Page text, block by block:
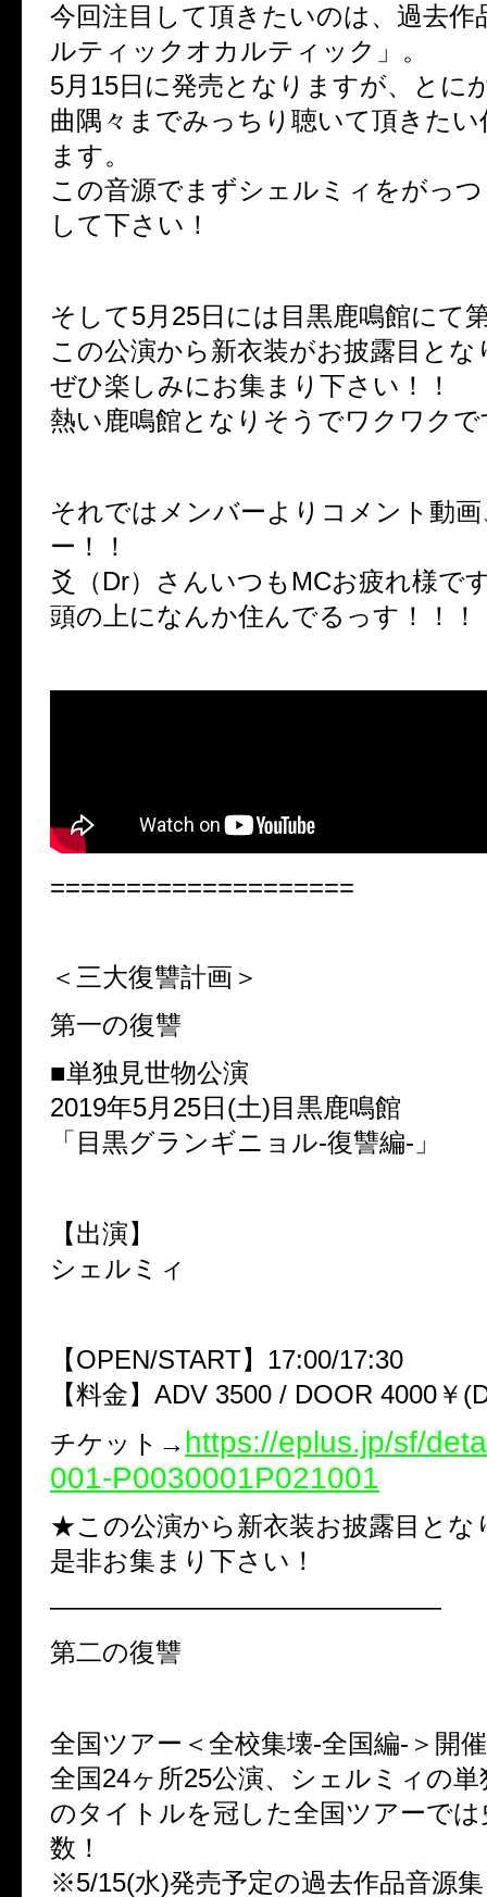
今回注目して頂きたいのは、過去作
ルティックオカルティック」。
5月15日に発売となりますが、とに
曲隅々までみっちり聴いて頂きた
ます。
この音源でまずシェルミィをがっ
して下さい！
そして5月25日には目黒鹿鳴館にて
この公演から新衣装がお披露目と
ぜひ楽しみにお集まり下さい！！
熱い鹿鳴館となりそうでワクワク
それではメンバーよりコメント動
ー！！
爻（Dr）さんいつもMCお疲れ様で
頭の上になんか住んでるっす！！！
====================
＜三大復讐計画＞
第一の復讐
■単独見世物公演
2019年5月25日(土)目黒鹿鳴館
「目黒グランギニョル-復讐編-」
【出演】
シェルミィ
【OPEN/START】17:00/17:30
【料金】ADV 3500 / DOOR 4000￥
チケット→ https://eplus.jp/sf/
001-P0030001P021001
★この公演から新衣装お披露目とな
是非お集まり下さい！
———————————————
第二の復讐
全国ツアー＜全校集壊-全国編-＞開
全国24ヶ所25公演、シェルミィの単
のタイトルを冠した全国ツアーでは
数！
※5/15(水)発売予定の過去作品音源